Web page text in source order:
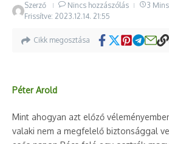
Szerző Nincs hozzászólás 3
Frissítve: 2023.12.14. 21:55
Cikk megosztása
Péter Arold
Mint ahogyan azt előző
valaki nem a megfelelő biztonsággal